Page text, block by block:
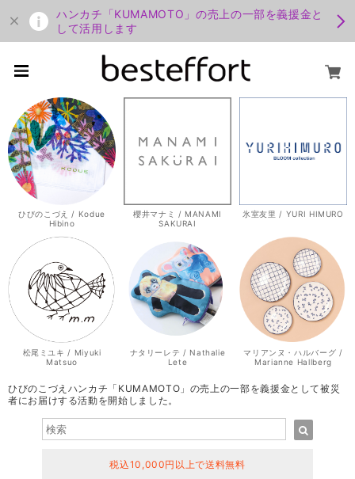
ハンカチ「KUMAMOTO」の売上の一部を義援金と
して活用します
ひびのこづえ / Kodue
Hibino
櫻井マナミ / MANAMI
SAKURAI
氷室友里 / YURI HIMURO
松尾ミユキ / Miyuki
Matsuo
ナタリーレテ / Nathalie
Lete
マリアンヌ・ハルバーグ /
Marianne Hallberg
ひびのこづえハンカチ「KUMAMOTO」の売上の一部を義援金として被災
者にお届けする活動を開始しました。
税込10,000円以上で送料無料